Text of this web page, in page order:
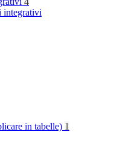
integrativi
in tabelle) 1